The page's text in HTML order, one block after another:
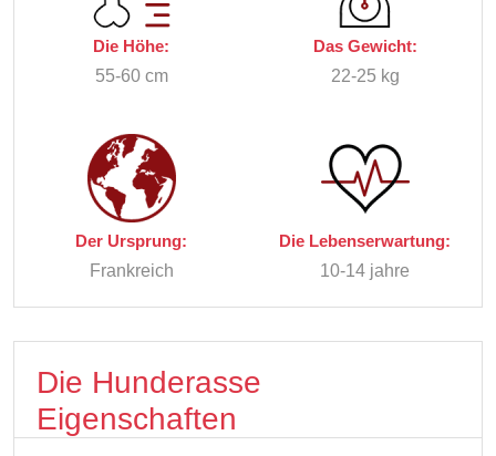
Die Höhe:
55-60 cm
Das Gewicht:
22-25 kg
Der Ursprung:
Frankreich
Die Lebenserwartung:
10-14 jahre
Die Hunderasse
Eigenschaften